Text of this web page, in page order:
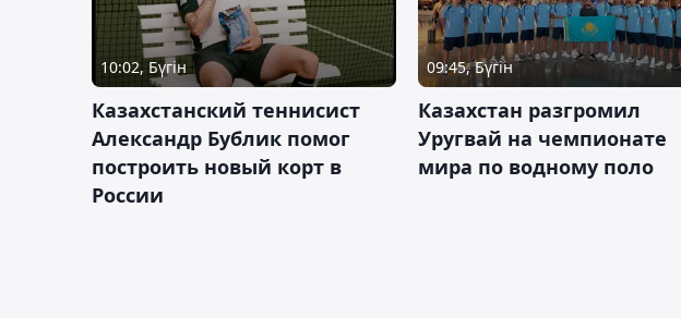
10:02, Бүгін
Казахстанский теннисист
Александр Бублик помог
построить новый корт в
России
09:45, Бүгін
Казахстан разгромил
Уругвай на чемпионате
мира по водному поло